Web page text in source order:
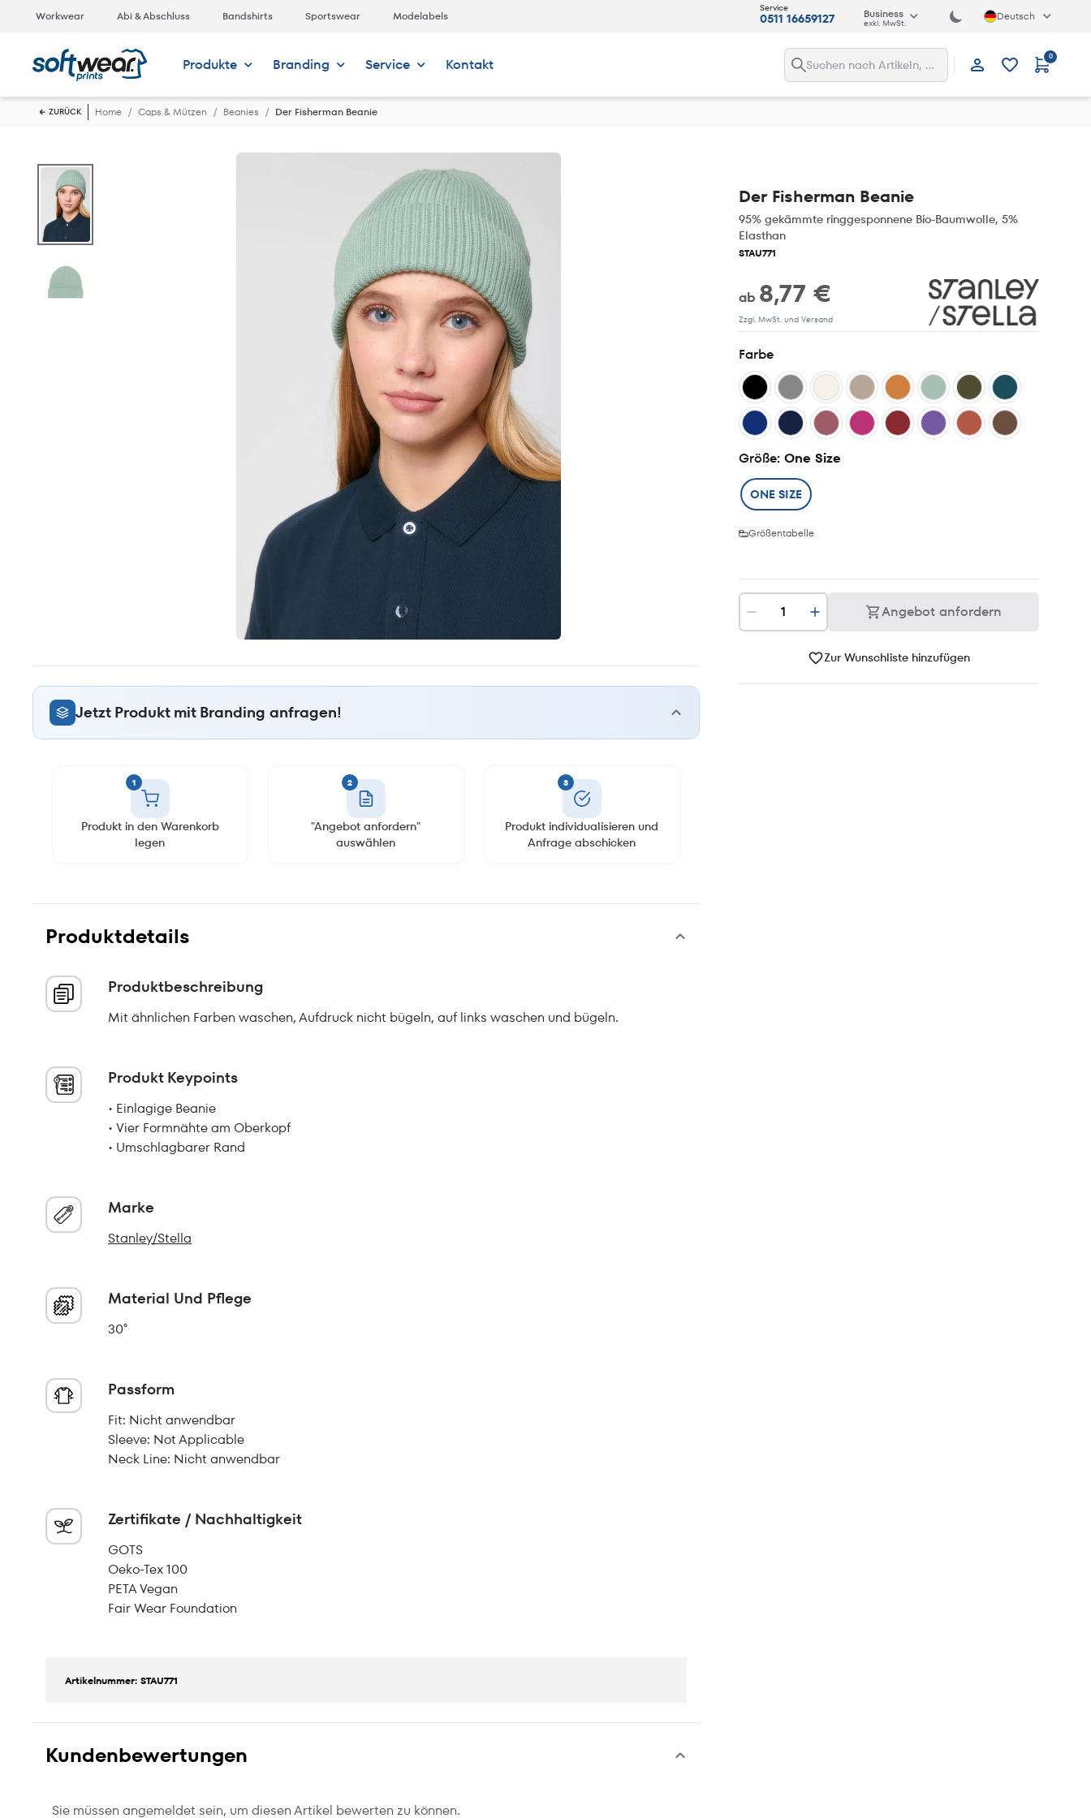
Workwear Abi & Abschluss Bandshirts Sportswear Modelabels
Service
0511 16659127 Business
exkl. MwSt. Deutsch
Produkte Branding Service Kontakt Anmelden
0
ZURÜCK Home Caps & Mützen Beanies Der Fisherman Beanie
Der Fisherman Beanie
95% gekämmte ringgesponnene Bio-Baumwolle, 5%
Elasthan
STAU771
ab 8,77 €
Zzgl. MwSt. und Versand
Farbe
Größe: One Size
ONE SIZE
Größentabelle
Angebot anfordern
Zur Wunschliste hinzufügen
Jetzt Produkt mit Branding anfragen!
1
Produkt in den Warenkorb
legen
2
"Angebot anfordern"
auswählen
3
Produkt individualisieren und
Anfrage abschicken
Produktdetails
Produktbeschreibung
Mit ähnlichen Farben waschen, Aufdruck nicht bügeln, auf links waschen und bügeln.
Produkt Keypoints
• Einlagige Beanie
• Vier Formnähte am Oberkopf
• Umschlagbarer Rand
Marke
Stanley/Stella
Material Und Pflege
30°
Passform
Fit: Nicht anwendbar
Sleeve: Not Applicable
Neck Line: Nicht anwendbar
Zertifikate / Nachhaltigkeit
GOTS
Oeko-Tex 100
PETA Vegan
Fair Wear Foundation
Artikelnummer: STAU771
Kundenbewertungen
Sie müssen angemeldet sein, um diesen Artikel bewerten zu können.